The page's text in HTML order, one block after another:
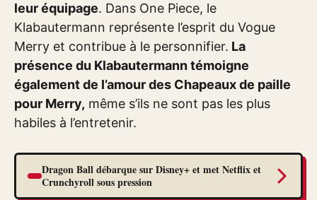
leur équipage. Dans One Piece, le
Klabautermann représente l’esprit du Vogue
Merry et contribue à le personnifier. La
présence du Klabautermann témoigne
également de l’amour des Chapeaux de paille
pour Merry, même s’ils ne sont pas les plus
habiles à l’entretenir.
Dragon Ball débarque sur Disney+ et met Netflix et
Crunchyroll sous pression